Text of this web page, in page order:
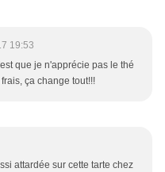
19:53
que je n'apprécie pas le thé
ça change tout!!!
attardée sur cette tarte chez